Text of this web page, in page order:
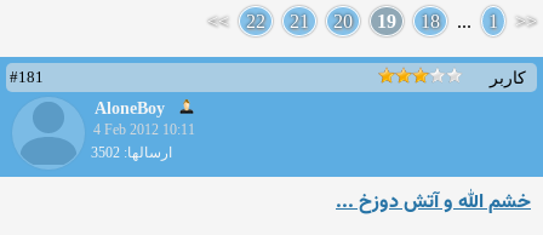
<<
1
...
18
19
20
21
22
>>
کاربر
#181
AloneBoy
4 Feb 2012 10:11
ارسالها: 3502
خشم الله و آتش دوزخ ...